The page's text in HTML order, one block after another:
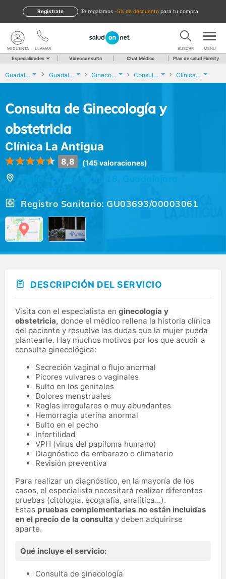
te regalamos -5% de descuento para tu compra
Regístrate
LLAMAR
MI CUENTA BUSCAR MENU
Especialidades Videoconsulta Chat Médico Plan de salud Fidelity
Guadalajara Guadalajara Ginecología y Obstetricia Consulta de Ginecología y obstetricia Clínica La Antigua
Consulta de Ginecología y
obstetricia
Clínica La Antigua
8,8 (145 valoraciones)
Registro Sanitario: GU03693/00003061
DESCRIPCIÓN DEL SERVICIO
Visita con el especialista en ginecología y
obstetricia, donde el médico rellena la historia clínica
del paciente y resuelve las dudas que la mujer pueda
plantearle. Hay muchos motivos por los que acudir a
consulta ginecológica:
Secreción vaginal o flujo anormal
Picores vulvares o vaginales
Bulto en los genitales
Dolores menstruales
Reglas irregulares o muy abundantes
Hemorragia uterina anormal
Bulto en el pecho
Infertilidad
VPH (virus del papiloma humano)
Diagnóstico de embarazo o climaterio
Revisión preventiva
Para realizar un diagnóstico, en la mayoría de los
casos, el especialista necesitará realizar diferentes
pruebas (citología, ecografía, analítica...).
Estas pruebas complementarias no están incluidas
en el precio de la consulta y deben adquirirse
aparte.
Qué incluye el servicio:
Consulta de ginecología